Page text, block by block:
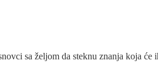
sa željom da steknu znanja koja će